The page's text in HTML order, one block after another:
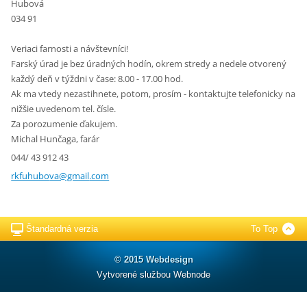
Hubová
034 91
Veriaci farnosti a návštevníci!
Farský úrad je bez úradných hodín, okrem stredy a nedele otvorený
každý deň v týždni v čase: 8.00 - 17.00 hod.
Ak ma vtedy nezastihnete, potom, prosím - kontaktujte telefonicky na
nižšie uvedenom tel. čísle.
Za porozumenie ďakujem.
Michal Hunčaga, farár
044/ 43 912 43
rkfuhubova@gmail.com
Štandardná verzia To Top
© 2015 Webdesign
Vytvorené službou Webnode